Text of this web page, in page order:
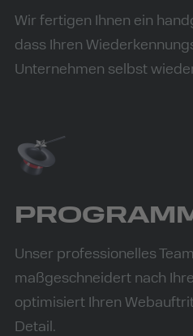
Wir fertigen Ihnen ein
dass Ihren
Unternehmen selbst
Unser professionelles
maßgeschneidert nach
optimisiert Ihren
Detail.